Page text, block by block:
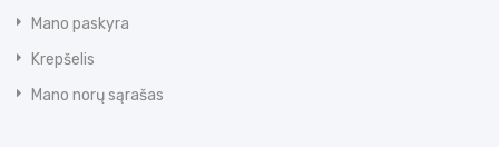
Mano paskyra
Krepšelis
Mano norų sąrašas